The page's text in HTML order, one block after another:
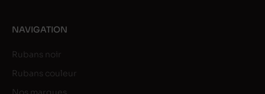
NAVIGATION
Rubans noir
Rubans couleur